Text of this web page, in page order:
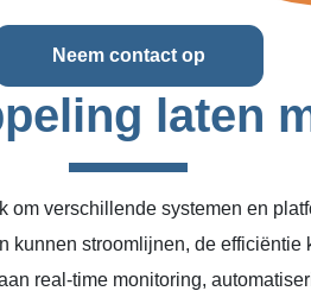
Neem contact op
laten
verschillende systemen en
kunnen stroomlijnen, de efficiëntie
real-time monitoring,